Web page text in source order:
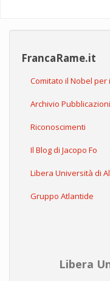
FrancaRame.it
Comitato il Nobel per
Archivio Pubblicazioni
Riconoscimenti
Il Blog di Jacopo Fo
Libera Università di
Gruppo Atlantide
Libera